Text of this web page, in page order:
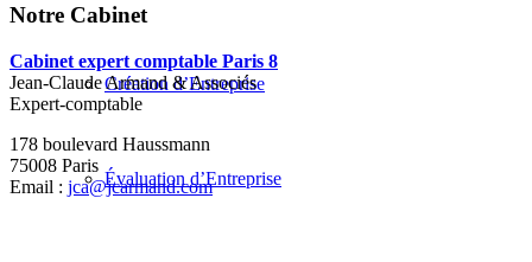
Création d’Entreprise
Évaluation d’Entreprise
Notre Cabinet
Cabinet expert comptable Paris 8
Jean-Claude Armand & Associés
Expert-comptable
178 boulevard Haussmann
75008 Paris
Email : jca@jcarmand.com